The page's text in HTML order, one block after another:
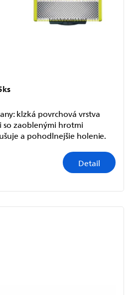
Detail
klzká povrchová vrstva
so zaoblenými hrotmi
a pohodlnejšie holenie.